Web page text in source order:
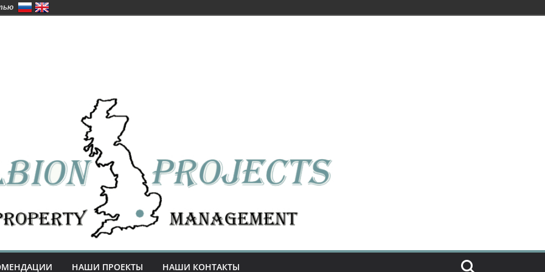
НАШИ ПРОЕКТЫ НАШИ КОНТАКТЫ